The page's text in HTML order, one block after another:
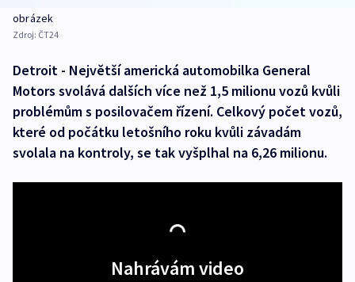
obrázek
Zdroj: ČT24
Detroit - Největší americká automobilka General
Motors svolává dalších více než 1,5 milionu vozů kvůli
problémům s posilovačem řízení. Celkový počet vozů,
které od počátku letošního roku kvůli závadám
svolala na kontroly, se tak vyšplhal na 6,26 milionu.
Nahrávám video